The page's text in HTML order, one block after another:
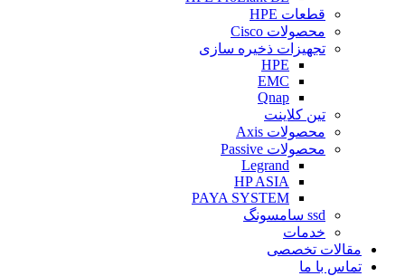
قطعات HPE
محصولات Cisco
تجهیزات ذخیره سازی
HPE
EMC
Qnap
تین کلاینت
محصولات Axis
محصولات Passive
Legrand
HP ASIA
PAYA SYSTEM
ssd سامسونگ
خدمات
مقالات تخصصی
تماس با ما